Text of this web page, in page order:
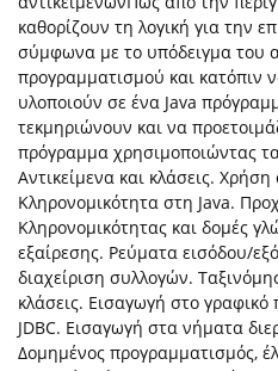
καθορίζουν τη λογική για την
σύμφωνα με το υπόδειγμα του
προγραμματισμού και κατόπιν
υλοποιούν σε ένα Java
τεκμηριώνουν και να
πρόγραμμα χρησιμοποιώντας
Αντικείμενα και κλάσεις. Χρήση
Κληρονομικότητα στη Java.
Κληρονομικότητας και δομές
εξαίρεσης. Ρεύματα εισόδου/
διαχείριση συλλογών.
κλάσεις. Εισαγωγή στο
JDBC. Εισαγωγή στα νήματα
Δομημένος προγραμματισμός,